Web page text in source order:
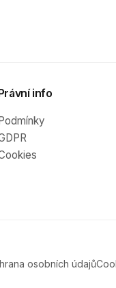
info
osobních údajů